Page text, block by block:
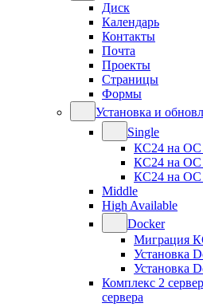
Диск
Календарь
Контакты
Почта
Проекты
Страницы
Формы
Установка и
Single
КС24 на ОС
КС24 на ОС
КС24 на
Middle
High Available
Docker
Миграция
Установка
Установка
Комплекс 2
сервера